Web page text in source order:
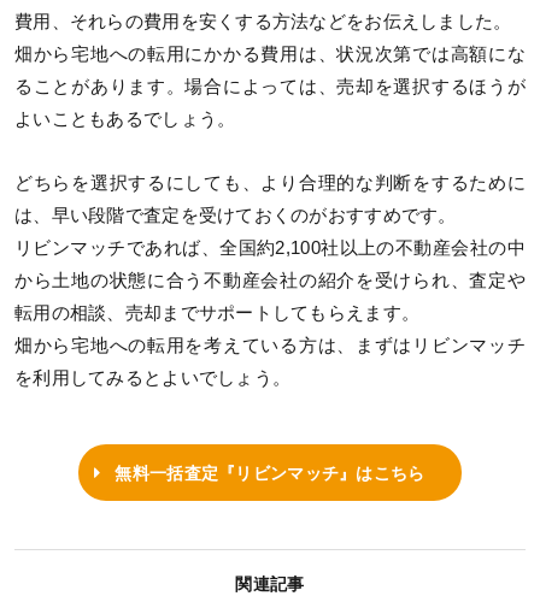
費用、それらの費用を安くする方法などをお伝えしました。
畑から宅地への転用にかかる費用は、状況次第では高額にな
ることがあります。場合によっては、売却を選択するほうが
よいこともあるでしょう。
どちらを選択するにしても、より合理的な判断をするために
は、早い段階で査定を受けておくのがおすすめです。
リビンマッチであれば、全国約2,100社以上の不動産会社の中
から土地の状態に合う不動産会社の紹介を受けられ、査定や
転用の相談、売却までサポートしてもらえます。
畑から宅地への転用を考えている方は、まずはリビンマッチ
を利用してみるとよいでしょう。
無料一括査定『リビンマッチ』はこちら
関連記事